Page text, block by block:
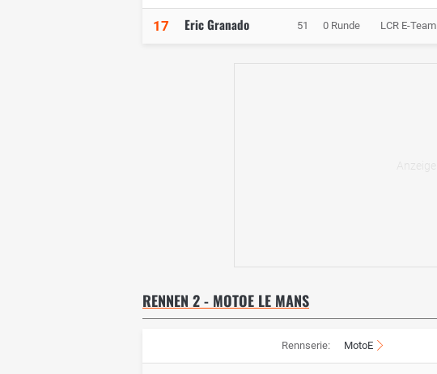
17 Eric Granado 51 0 Runde LCR E-Team
RENNEN 2 - MOTOE LE MANS
Rennserie: MotoE